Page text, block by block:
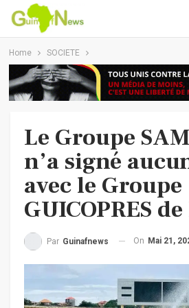
Home SOCIETE
Le Groupe
n’a signé
avec le Groupe
GUICOPRES
Par Guinafnews On Mai 21,